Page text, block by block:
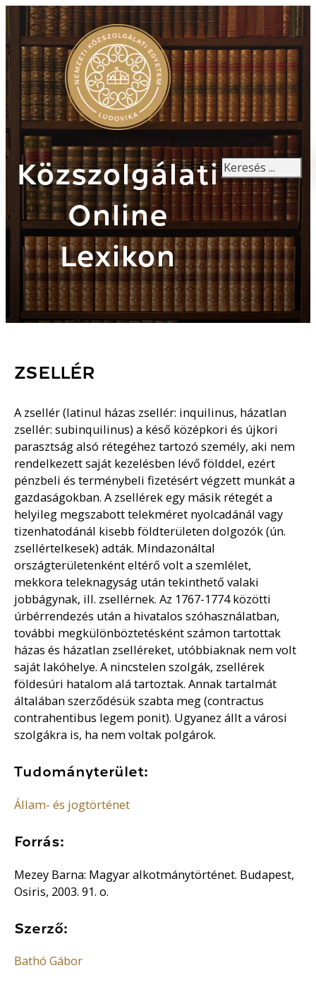
Közszolgálati
Online
Lexikon
Keresés
ZSELLÉR
A zsellér (latinul házas zsellér: inquilinus, házatlan
zsellér: subinquilinus) a késő középkori és újkori
parasztság alsó rétegéhez tartozó személy, aki nem
rendelkezett saját kezelésben lévő földdel, ezért
pénzbeli és terménybeli fizetésért végzett munkát a
gazdaságokban. A zsellérek egy másik rétegét a
helyileg megszabott telekméret nyolcadánál vagy
tizenhatodánál kisebb földterületen dolgozók (ún.
zsellértelkesek) adták. Mindazonáltal
országterületenként eltérő volt a szemlélet,
mekkora teleknagyság után tekinthető valaki
jobbágynak, ill. zsellérnek. Az 1767-1774 közötti
úrbérrendezés után a hivatalos szóhasználatban,
további megkülönböztetésként számon tartottak
házas és házatlan zselléreket, utóbbiaknak nem volt
saját lakóhelye. A nincstelen szolgák, zsellérek
földesúri hatalom alá tartoztak. Annak tartalmát
általában szerződésük szabta meg (contractus
contrahentibus legem ponit). Ugyanez állt a városi
szolgákra is, ha nem voltak polgárok.
Tudományterület:
Állam- és jogtörténet
Forrás:
Mezey Barna: Magyar alkotmánytörténet. Budapest,
Osiris, 2003. 91. o.
Szerző:
Bathó Gábor